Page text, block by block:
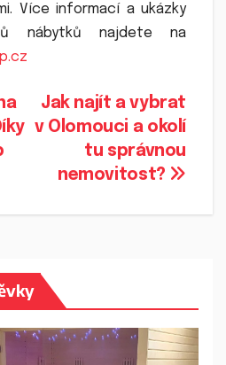
Více informací a ukázky
nábytků najdete na
Jak najít a vybrat
v Olomouci a okolí
tu správnou
nemovitost?